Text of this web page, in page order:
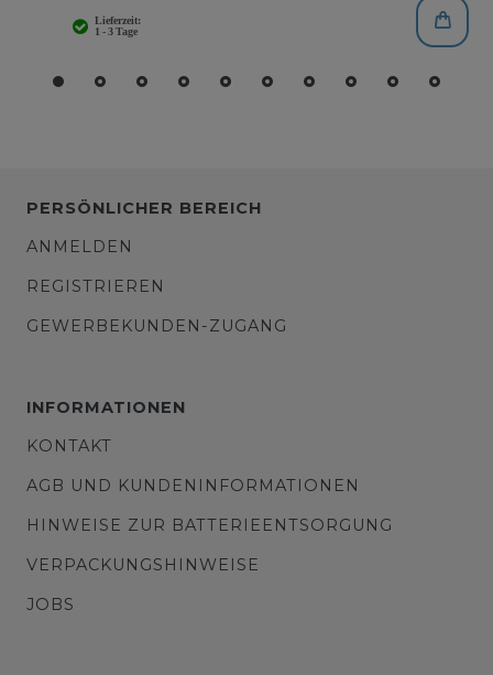
PERSÖNLICHER BEREICH
ANMELDEN
REGISTRIEREN
GEWERBEKUNDEN-ZUGANG
INFORMATIONEN
KONTAKT
AGB UND KUNDENINFORMATIONEN
HINWEISE ZUR BATTERIEENTSORGUNG
VERPACKUNGSHINWEISE
JOBS